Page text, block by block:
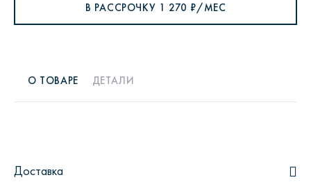
В РАССРОЧКУ 1 270 ₽/МЕС
О ТОВАРЕ ДЕТАЛИ
Доставка